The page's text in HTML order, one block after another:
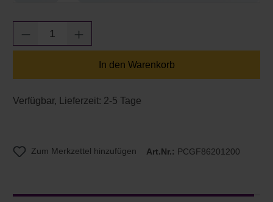
Produkt Anzahl: Gib den gewünschten
In den Warenkorb
Verfügbar, Lieferzeit: 2-5 Tage
Zum Merkzettel hinzufügen Art.Nr.: PCGF86201200